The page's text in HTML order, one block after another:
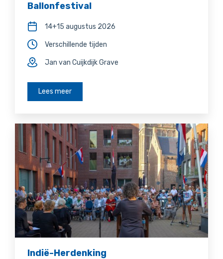
Ballonfestival
14+15 augustus 2026
Verschillende tijden
Jan van Cuijkdijk Grave
Lees meer
Indië-Herdenking